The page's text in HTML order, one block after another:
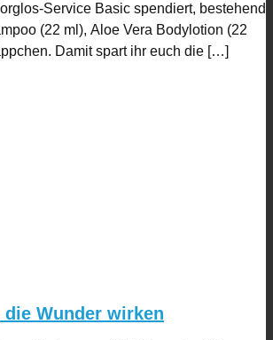
Service Basic spendiert, bestehend
(22 ml), Aloe Vera Bodylotion (22
Damit spart ihr euch die […]
die Wunder wirken